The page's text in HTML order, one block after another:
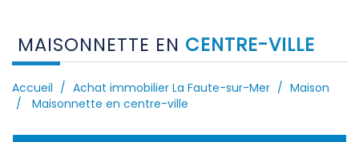
MAISONNETTE EN CENTRE-VILLE
Accueil Achat immobilier La Faute-sur-Mer
Maison
Maisonnette en centre-ville